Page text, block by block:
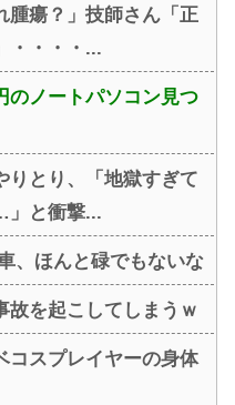
腫瘍？」技師さん「正
・・・・...
のノートパソコン見つ
りとり、「地獄すぎて
と衝撃...
、ほんと碌でもないな
故を起こしてしまうｗ
コスプレイヤーの身体